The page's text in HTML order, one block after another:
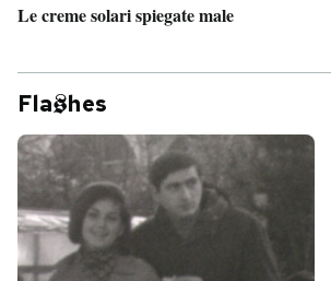
Le creme solari spiegate male
Fla hes